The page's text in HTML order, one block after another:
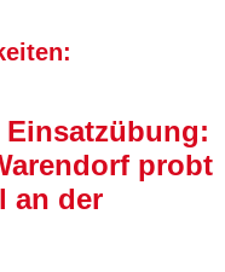
probt
an der